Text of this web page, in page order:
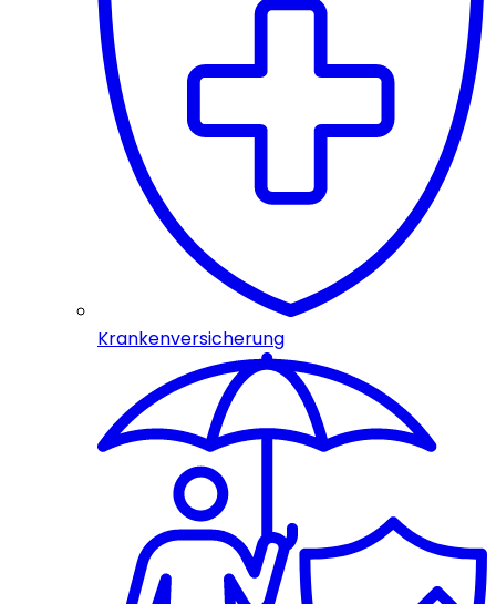
Krankenversicherung